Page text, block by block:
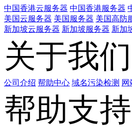
中国香港云服务器 中国香港服务器
美国云服务器 美国服务器 美国高防
新加坡云服务器 新加坡服务器 新加
关于我们
公司介绍 帮助中心 域名污染检测 网
帮助支持